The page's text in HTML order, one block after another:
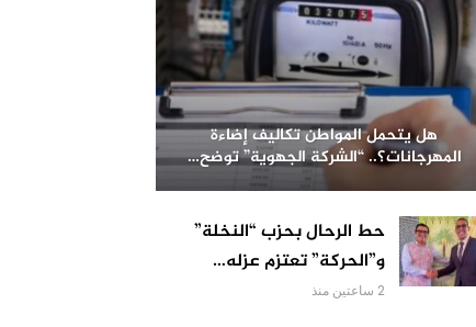
هل يتحمل المواطن تكاليف إضاءة
المهرجانات؟.. “الشركة الجهوية” توضح…
حط الرحال بحزب “النخلة”
و”الحركة” تعتزم عزله…
2 ساعتين منذ